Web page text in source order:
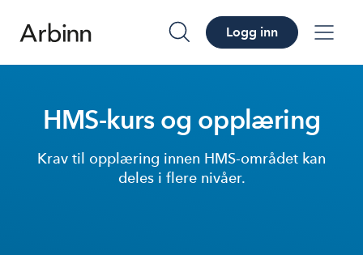
søk Logg inn
HMS-kurs og opplæring
Krav til opplæring innen HMS-området kan
deles i flere nivåer.